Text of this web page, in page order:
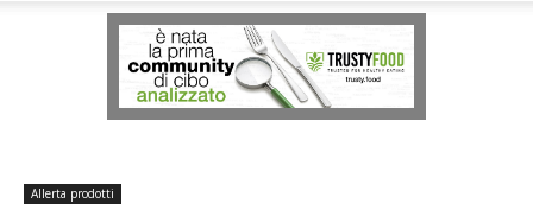
Salvagente
Allerta prodotti